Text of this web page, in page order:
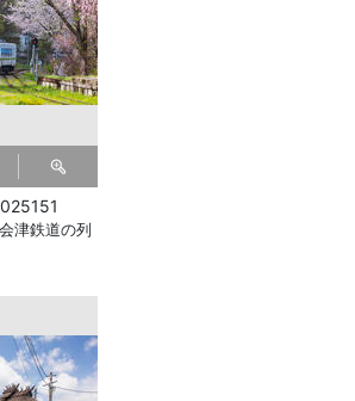
津鉄道の列